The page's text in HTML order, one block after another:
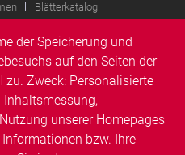
Blätterkatalog
der Speicherung und
auf den Seiten der
zu. Zweck: Personalisierte
Inhaltsmessung,
unserer Homepages
bzw. Ihre